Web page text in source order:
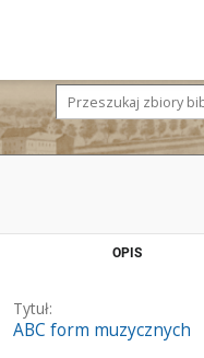
OPIS
Tytuł:
ABC form muzycznych